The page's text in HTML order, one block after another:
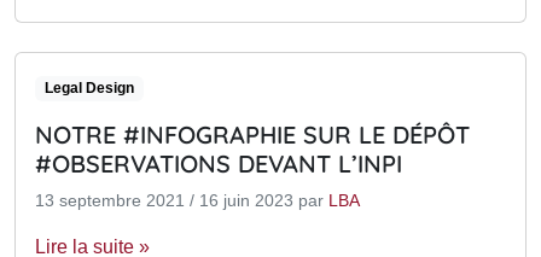
Legal Design
NOTRE #INFOGRAPHIE SUR LE DÉPÔT
#OBSERVATIONS DEVANT L’INPI
13 septembre 2021 / 16 juin 2023 par LBA
Lire la suite »